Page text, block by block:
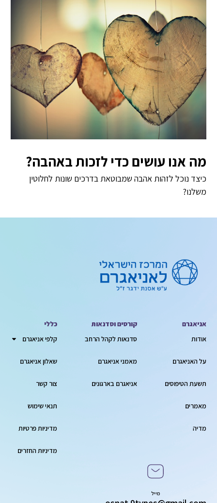
מה אנו עושים כדי לזכות באהבה?
כיצד נוכל לזהות אהבה שמבוטאת בדרכים שונות לחלוטין
משלנו?
אניאגרם
אודות
על האניאגרם
תשעת הטיפוסים
מאמרים
מדיה
קורסים וסדנאות
סדנאות לקהל הרחב
מאמני אניאגרם
אניאגרם בארגונים
כללי
קלפי אניאגרם
שאלון אניאגרם
צור קשר
תנאי שימוש
מדיניות פרטיות
מדיניות החזרים
מייל